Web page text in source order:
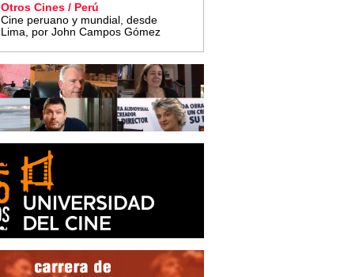
Otros Cines / Perú
Cine peruano y mundial, desde
Lima, por John Campos Gómez